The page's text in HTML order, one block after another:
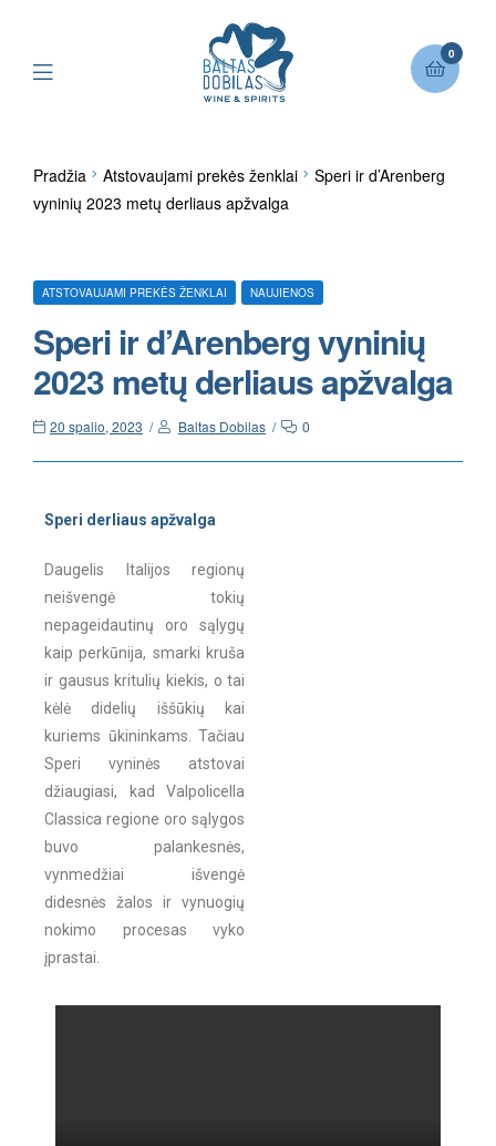
0
Pradžia Atstovaujami prekės ženklai
Speri ir d’Arenberg
vyninių 2023 metų derliaus apžvalga
ATSTOVAUJAMI PREKĖS ŽENKLAI NAUJIENOS
Speri ir d’Arenberg vyninių
2023 metų derliaus apžvalga
20 spalio, 2023 Baltas Dobilas 0
Speri derliaus apžvalga
Daugelis Italijos regionų
neišvengė tokių
nepageidautinų oro sąlygų
kaip perkūnija, smarki kruša
ir gausus kritulių kiekis, o tai
kėlė didelių iššūkių kai
kuriems ūkininkams. Tačiau
Speri vyninės atstovai
džiaugiasi, kad Valpolicella
Classica regione oro sąlygos
buvo palankesnės,
vynmedžiai išvengė
didesnės žalos ir vynuogių
nokimo procesas vyko
įprastai.